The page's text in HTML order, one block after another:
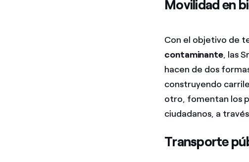
Movilidad en
Con el objetivo de
contaminante, las
hacen de dos
construyendo
otro, fomentan los
ciudadanos, a
Transporte